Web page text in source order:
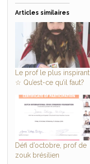
Articles similaires
Le prof le plus inspirant
☆ Qu’est-ce qu’il faut?
Défi d’octobre, prof de
zouk brésilien